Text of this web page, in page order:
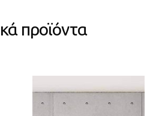
προϊόντα